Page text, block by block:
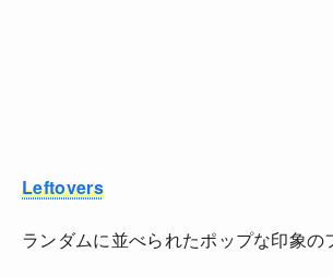
Leftovers
ランダムに並べられたポップな印象の